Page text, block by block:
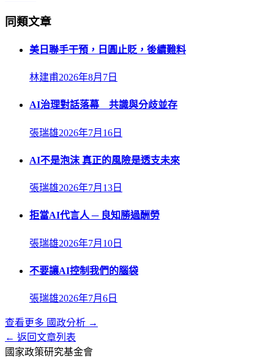
同類文章
美日聯手干預，日圓止貶，後續難料
林建甫2026年8月7日
AI治理對話落幕 共識與分歧並存
張瑞雄2026年7月16日
AI不是泡沫 真正的風險是透支未來
張瑞雄2026年7月13日
拒當AI代言人 ─ 良知勝過酬勞
張瑞雄2026年7月10日
不要讓AI控制我們的腦袋
張瑞雄2026年7月6日
查看更多 國政分析 →
← 返回文章列表
國家政策研究基金會